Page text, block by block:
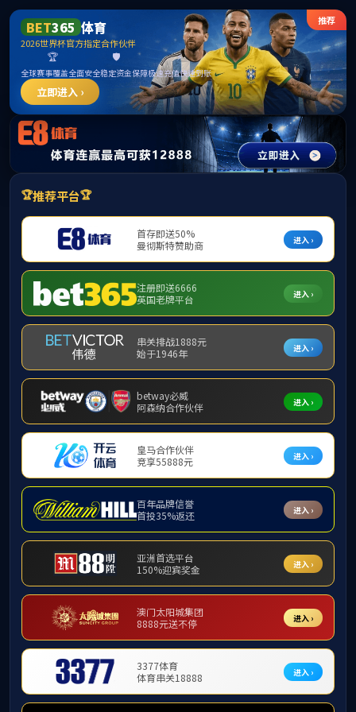
FUN乐天使(中国·堂)官方网站
内部网 本科教学管理系统 English
本科生教育 > 本科专业介绍 > 本科课程简介